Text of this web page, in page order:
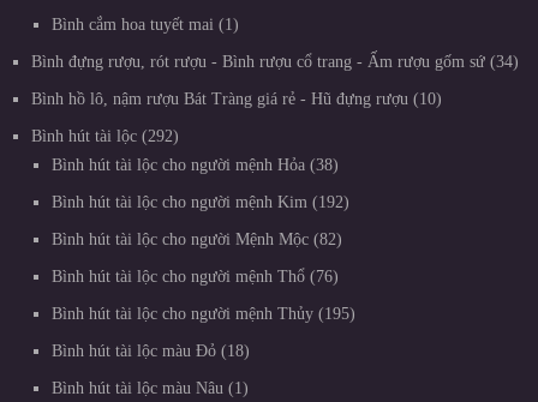
Bình cắm hoa tuyết mai 1
Bình đựng rượu, rót rượu - Bình rượu cổ trang - Ấm rượu gốm sứ 34
Bình hồ lô, nậm rượu Bát Tràng giá rẻ - Hũ đựng rượu 10
Bình hút tài lộc
292
Bình hút tài lộc cho người mệnh Hỏa
38
Bình hút tài lộc cho người mệnh Kim 192
Bình hút tài lộc cho người Mệnh Mộc 82
Bình hút tài lộc cho người mệnh Thổ 76
Bình hút tài lộc cho người mệnh Thủy 195
Bình hút tài lộc màu Đỏ 18
Bình hút tài lộc màu Nâu 1